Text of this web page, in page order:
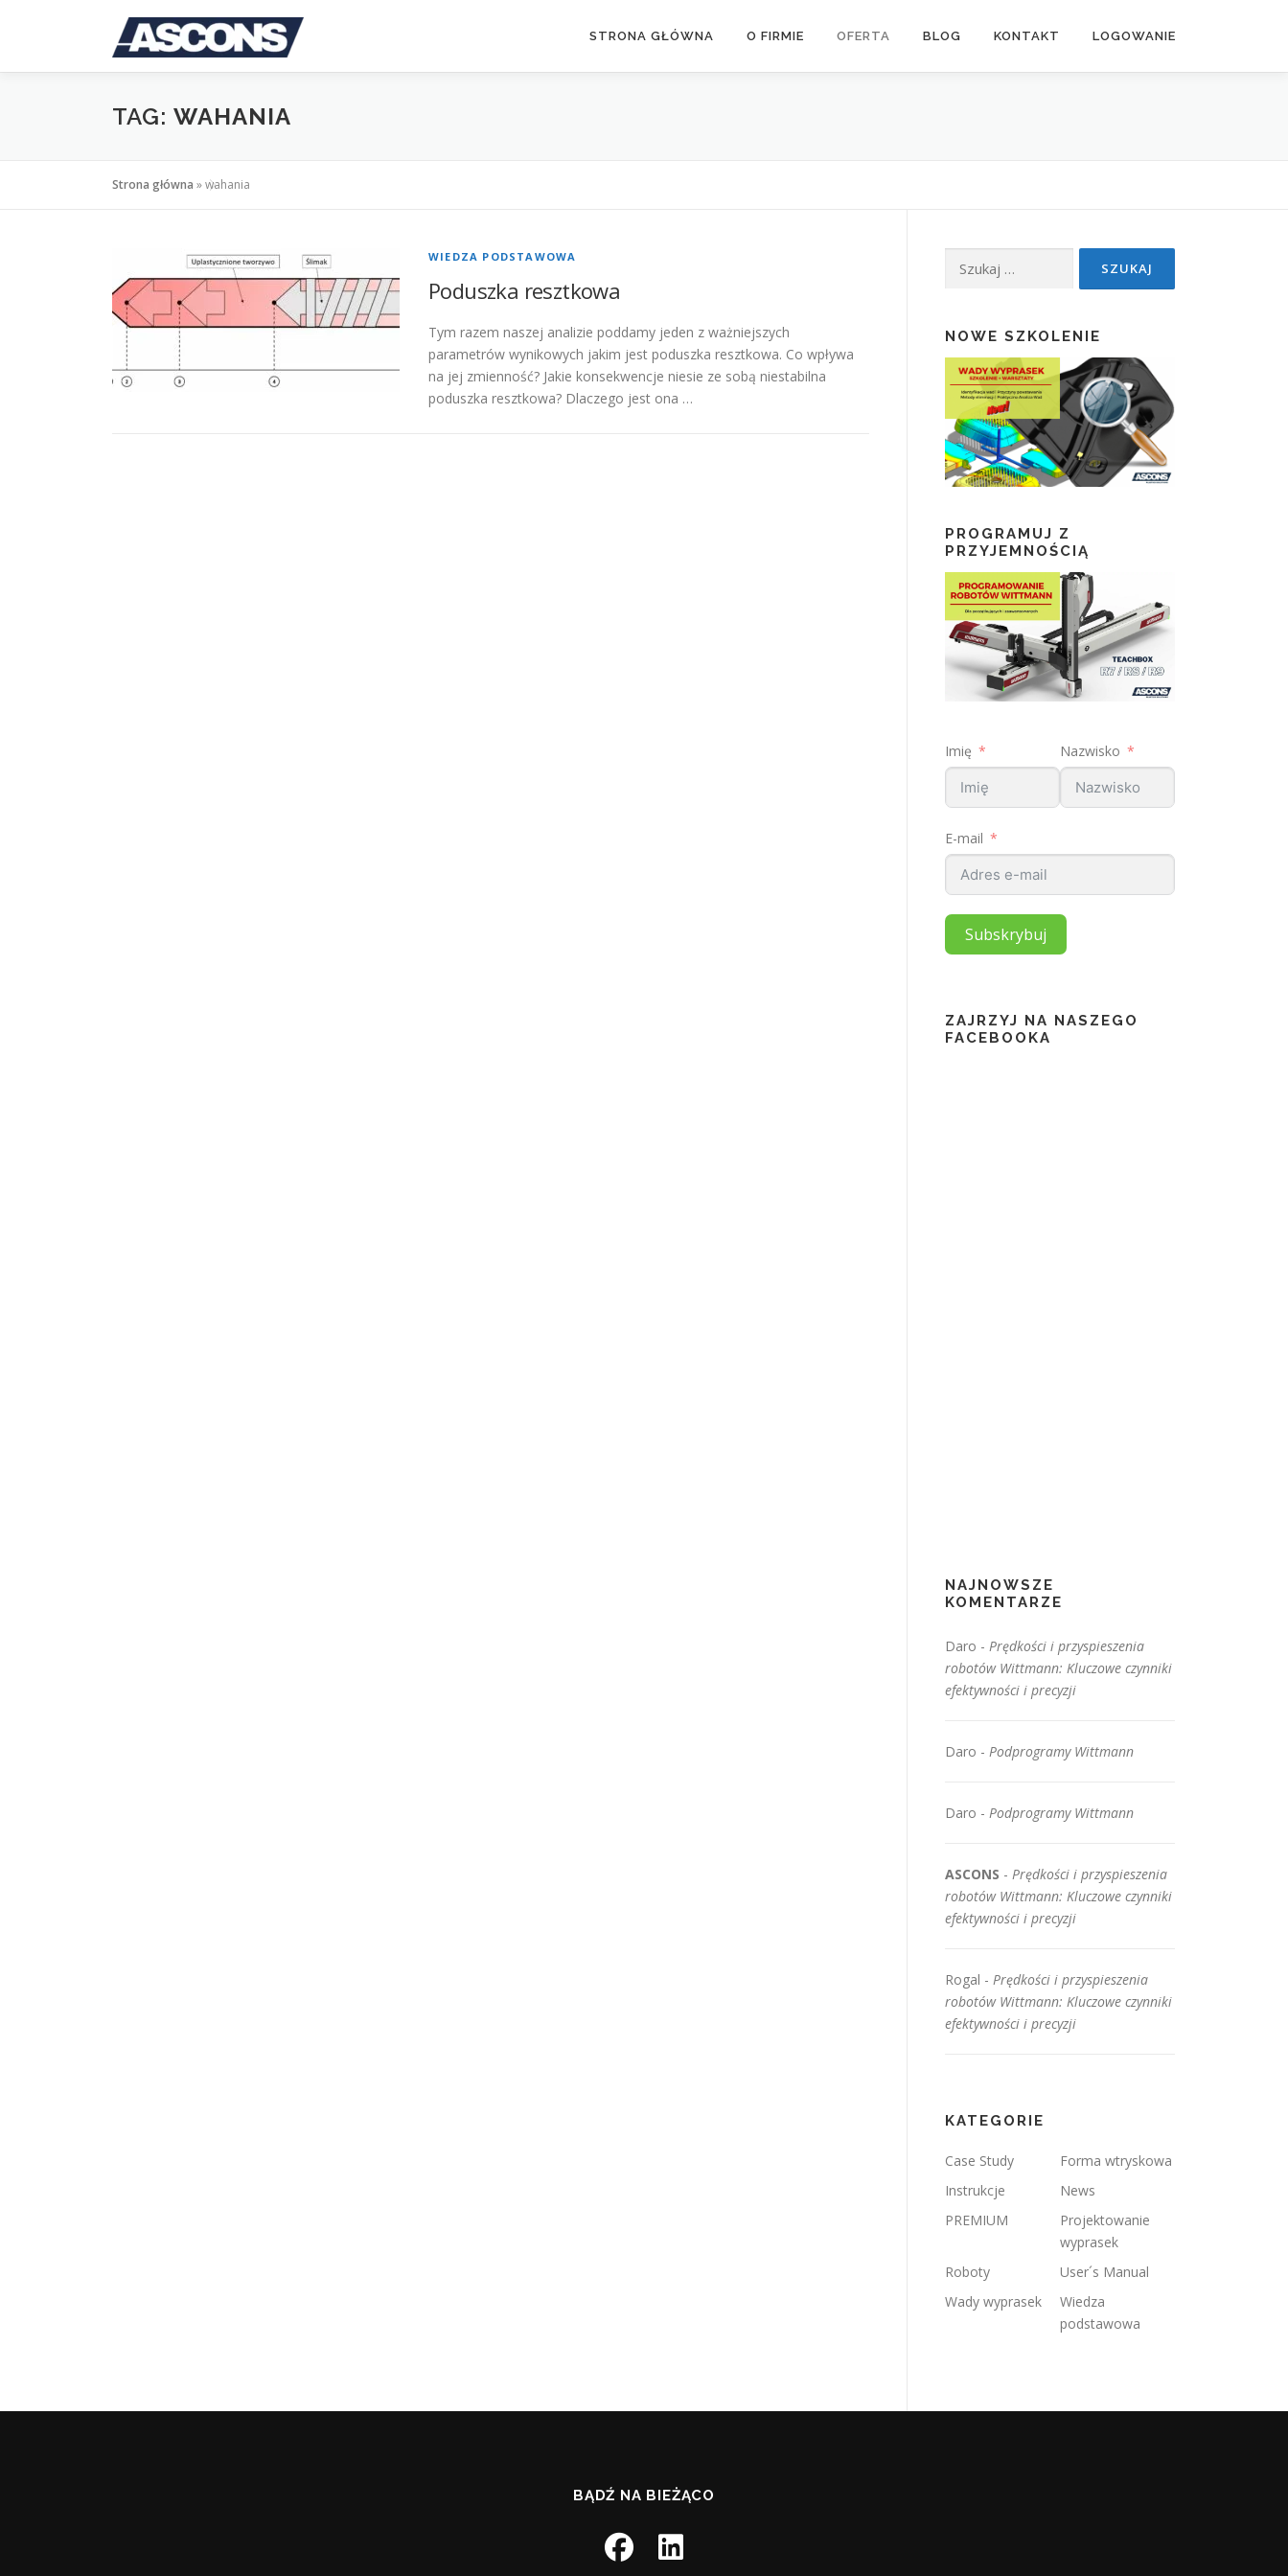
STRONA GŁÓWNA O FIRMIE OFERTA BLOG KONTAKT LOGOWANIE
TAG: WAHANIA
Strona główna »wahania
WIEDZA PODSTAWOWA
Poduszka resztkowa
Tym razem naszej analizie poddamy jeden z ważniejszych
parametrów wynikowych jakim jest poduszka resztkowa. Co wpływa
na jej zmienność? Jakie konsekwencje niesie ze sobą niestabilna
poduszka resztkowa? Dlaczego jest ona …
NOWE SZKOLENIE
PROGRAMUJ Z
PRZYJEMNOŚCIĄ
Imię Nazwisko
E-mail
Subskrybuj
ZAJRZYJ NA NASZEGO
FACEBOOKA
NAJNOWSZE
KOMENTARZE
Daro - Prędkości i przyspieszenia
robotów Wittmann: Kluczowe czynniki
efektywności i precyzji
Daro - Podprogramy Wittmann
Daro - Podprogramy Wittmann
ASCONS - Prędkości i przyspieszenia
robotów Wittmann: Kluczowe czynniki
efektywności i precyzji
Rogal - Prędkości i przyspieszenia
robotów Wittmann: Kluczowe czynniki
efektywności i precyzji
KATEGORIE
Case Study
Forma wtryskowa
Instrukcje
News
PREMIUM
Projektowanie
wyprasek
Roboty
User´s Manual
Wady wyprasek
Wiedza
podstawowa
BĄDŹ NA BIEŻĄCO